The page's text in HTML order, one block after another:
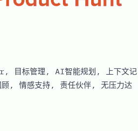
目标管理, AI智能规划, 上下文记
, 情感支持, 责任伙伴, 无压力达